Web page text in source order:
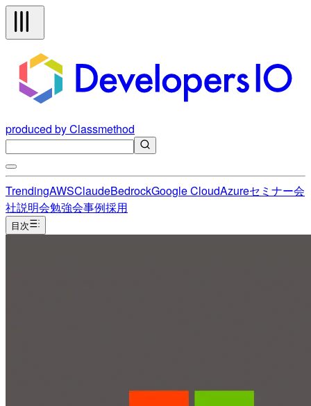
produced by Classmethod
TrendingAWSClaudeBedrockGoogle CloudAzureセミナー会
社説明会勉強会事例採用
目次